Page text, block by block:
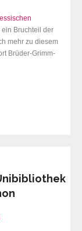
Bruchteil der
mehr zu diesem
Brüder-Grimm-